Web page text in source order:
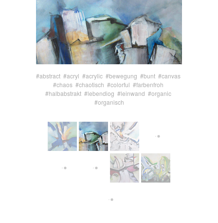
#abstract #acryl #acrylic #bewegung #bunt #canvas
#chaos #chaotisch #colorful #farbenfroh
#halbabstrakt #lebendiog #leinwand #organic
#organisch